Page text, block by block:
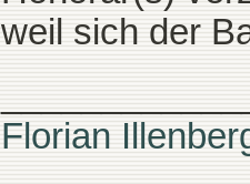
weil sich der
Florian